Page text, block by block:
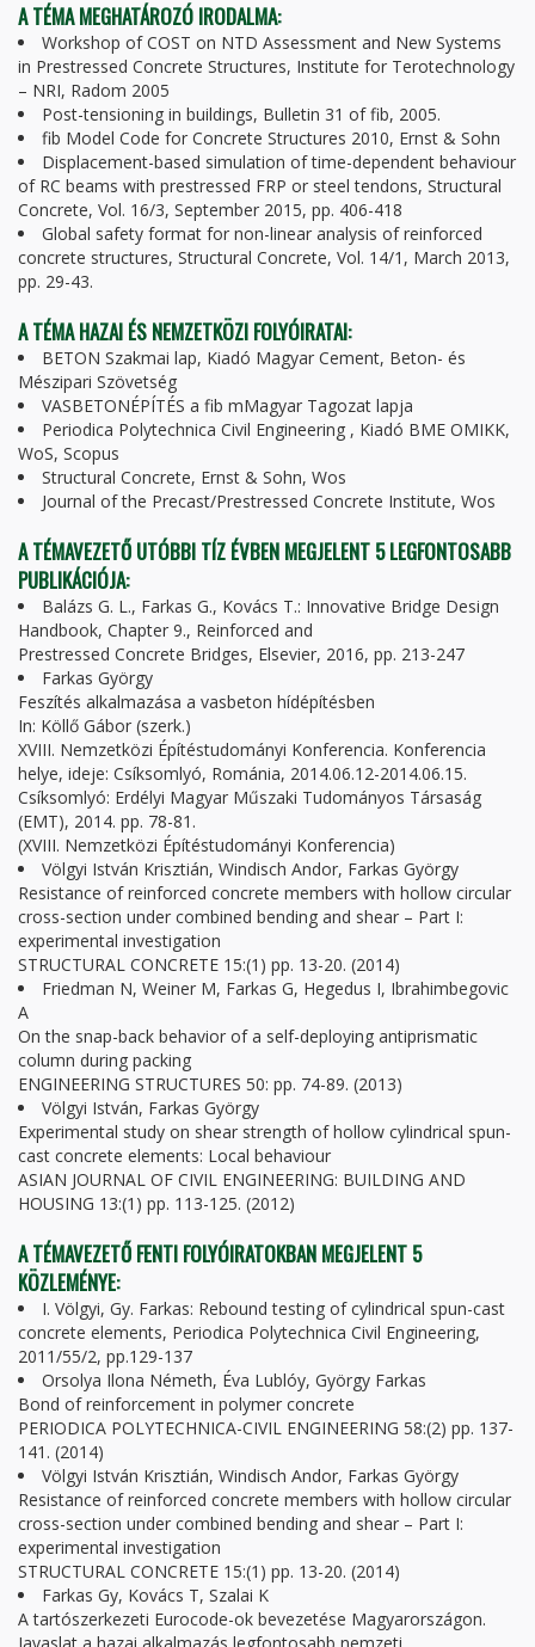
A TÉMA MEGHATÁROZÓ IRODALMA:
Workshop of COST on NTD Assessment and New Systems
in Prestressed Concrete Structures, Institute for Terotechnology
– NRI, Radom 2005
Post-tensioning in buildings, Bulletin 31 of fib, 2005.
fib Model Code for Concrete Structures 2010, Ernst & Sohn
Displacement-based simulation of time-dependent behaviour
of RC beams with prestressed FRP or steel tendons, Structural
Concrete, Vol. 16/3, September 2015, pp. 406-418
Global safety format for non-linear analysis of reinforced
concrete structures, Structural Concrete, Vol. 14/1, March 2013,
pp. 29-43.
A TÉMA HAZAI ÉS NEMZETKÖZI FOLYÓIRATAI:
BETON Szakmai lap, Kiadó Magyar Cement, Beton- és
Mészipari Szövetség
VASBETONÉPÍTÉS a fib mMagyar Tagozat lapja
Periodica Polytechnica Civil Engineering , Kiadó BME OMIKK,
WoS, Scopus
Structural Concrete, Ernst & Sohn, Wos
Journal of the Precast/Prestressed Concrete Institute, Wos
A TÉMAVEZETŐ UTÓBBI TÍZ ÉVBEN MEGJELENT 5 LEGFONTOSABB
PUBLIKÁCIÓJA:
Balázs G. L., Farkas G., Kovács T.: Innovative Bridge Design
Handbook, Chapter 9., Reinforced and
Prestressed Concrete Bridges, Elsevier, 2016, pp. 213-247
Farkas György
Feszítés alkalmazása a vasbeton hídépítésben
In: Köllő Gábor (szerk.)
XVIII. Nemzetközi Építéstudományi Konferencia. Konferencia
helye, ideje: Csíksomlyó, Románia, 2014.06.12-2014.06.15.
Csíksomlyó: Erdélyi Magyar Műszaki Tudományos Társaság
(EMT), 2014. pp. 78-81.
(XVIII. Nemzetközi Építéstudományi Konferencia)
Völgyi István Krisztián, Windisch Andor, Farkas György
Resistance of reinforced concrete members with hollow circular
cross-section under combined bending and shear – Part I:
experimental investigation
STRUCTURAL CONCRETE 15:(1) pp. 13-20. (2014)
Friedman N, Weiner M, Farkas G, Hegedus I, Ibrahimbegovic
A
On the snap-back behavior of a self-deploying antiprismatic
column during packing
ENGINEERING STRUCTURES 50: pp. 74-89. (2013)
Völgyi István, Farkas György
Experimental study on shear strength of hollow cylindrical spun-
cast concrete elements: Local behaviour
ASIAN JOURNAL OF CIVIL ENGINEERING: BUILDING AND
HOUSING 13:(1) pp. 113-125. (2012)
A TÉMAVEZETŐ FENTI FOLYÓIRATOKBAN MEGJELENT 5
KÖZLEMÉNYE:
I. Völgyi, Gy. Farkas: Rebound testing of cylindrical spun-cast
concrete elements, Periodica Polytechnica Civil Engineering,
2011/55/2, pp.129-137
Orsolya Ilona Németh, Éva Lublóy, György Farkas
Bond of reinforcement in polymer concrete
PERIODICA POLYTECHNICA-CIVIL ENGINEERING 58:(2) pp. 137-
141. (2014)
Völgyi István Krisztián, Windisch Andor, Farkas György
Resistance of reinforced concrete members with hollow circular
cross-section under combined bending and shear – Part I:
experimental investigation
STRUCTURAL CONCRETE 15:(1) pp. 13-20. (2014)
Farkas Gy, Kovács T, Szalai K
A tartószerkezeti Eurocode-ok bevezetése Magyarországon.